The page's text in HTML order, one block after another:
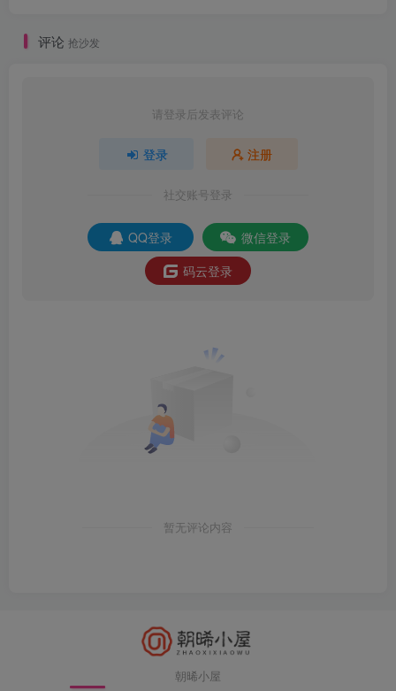
评论 抢沙发
请登录后发表评论
登录 注册
社交账号登录
QQ登录
微信登录
码云登录
暂无评论内容
朝晞小屋